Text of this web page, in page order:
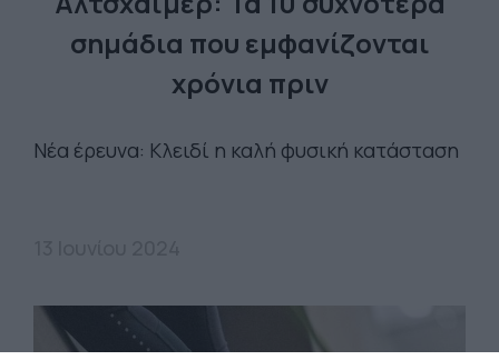
σημάδια που εμφανίζονται
χρόνια πριν
Νέα έρευνα: Κλειδί η καλή φυσική κατάσταση